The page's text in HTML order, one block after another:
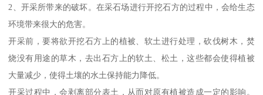
2、开采所带来的破坏。在采石场进行开挖石方的过程中，会给生态
环境带来很大的危害。
开采前，要将欲开挖石方上的植被、软土进行处理，砍伐树木，焚
烧没有用途的草木，去出石方上的软土、松土，这些都会使得植被
大量减少，使得土壤的水土保持能力降低。
开采过程中，会剥离部分表土，从而对原有植被造成一定的影响。